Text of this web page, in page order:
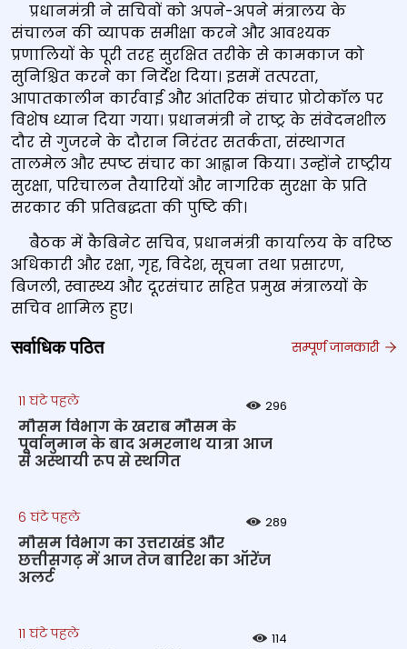
प्रधानमंत्री ने सचिवों को अपने-अपने मंत्रालय के
संचालन की व्यापक समीक्षा करने और आवश्यक
प्रणालियों के पूरी तरह सुरक्षित तरीके से कामकाज को
सुनिश्चित करने का निर्देश दिया। इसमें तत्परता,
आपातकालीन कार्रवाई और आंतरिक संचार प्रोटोकॉल पर
विशेष ध्यान दिया गया। प्रधानमंत्री ने राष्ट्र के संवेदनशील
दौर से गुजरने के दौरान निरंतर सतर्कता, संस्थागत
तालमेल और स्पष्ट संचार का आह्वान किया। उन्होंने राष्ट्रीय
सुरक्षा, परिचालन तैयारियों और नागरिक सुरक्षा के प्रति
सरकार की प्रतिबद्धता की पुष्टि की।
बैठक में कैबिनेट सचिव, प्रधानमंत्री कार्यालय के वरिष्ठ
अधिकारी और रक्षा, गृह, विदेश, सूचना तथा प्रसारण,
बिजली, स्वास्थ्य और दूरसंचार सहित प्रमुख मंत्रालयों के
सचिव शामिल हुए।
सर्वाधिक पठित सम्पूर्ण जानकारी
11 घंटे पहले 296
मौसम विभाग के खराब मौसम के
पूर्वानुमान के बाद अमरनाथ यात्रा आज
से अस्थायी रूप से स्थगित
6 घंटे पहले 289
मौसम विभाग का उत्तराखंड और
छत्तीसगढ़ में आज तेज बारिश का ऑरेंज
अलर्ट
11 घंटे पहले 114